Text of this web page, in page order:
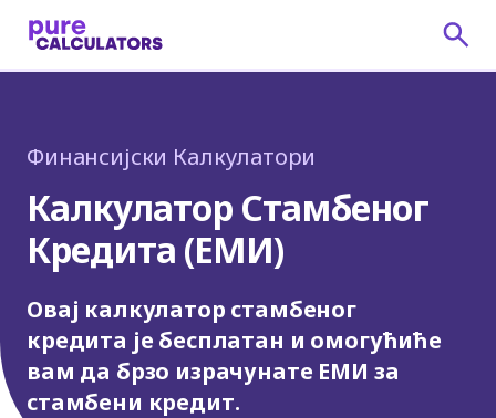
Финансијски Калкулатори
Калкулатор Стамбеног
Кредита (ЕМИ)
Овај калкулатор стамбеног
кредита је бесплатан и омогућиће
вам да брзо израчунате ЕМИ за
стамбени кредит.